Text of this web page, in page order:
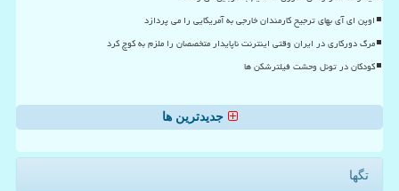
اوپن ای آی بهای ترجیح کارمندان خارجی به آمریکایی را می پردازد
مرگ دورکاری در ایران وقتی اینترنت ناپایدار متخصصان را ملزم به کوچ کرد
کودکان در تونل وحشت فیلترشکن ها
جدیدترین ها
تگها